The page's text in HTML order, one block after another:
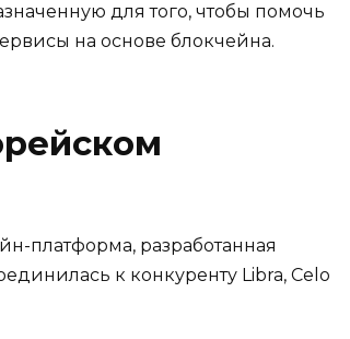
для того, чтобы помочь
на основе блокчейна.
платформа, разработанная
к конкуренту Libra, Celo